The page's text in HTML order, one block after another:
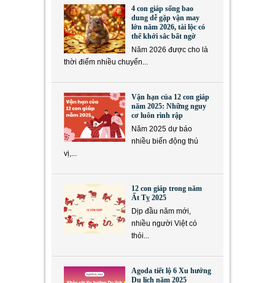
4 con giáp sống bao
dung dễ gặp vận may
lớn năm 2026, tài lộc có
thể khởi sắc bất ngờ
Năm 2026 được cho là
thời điểm nhiều chuyển...
Vận hạn của 12 con giáp
năm 2025: Những nguy
cơ luôn rình rập
Năm 2025 dự báo
nhiều biến động thú
vị,...
12 con giáp trong năm
Ất Tỵ 2025
Dịp đầu năm mới,
nhiều người Việt có
thói...
Agoda tiết lộ 6 Xu hướng
Du lịch năm 2025